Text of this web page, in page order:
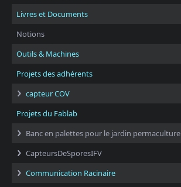
Livres et Documents
Notions
Outils & Machines
Projets des adhérents
capteur COV
Projets du Fablab
Banc en palettes pour le jardin permaculture
CapteursDeSporesIFV
Communication Racinaire